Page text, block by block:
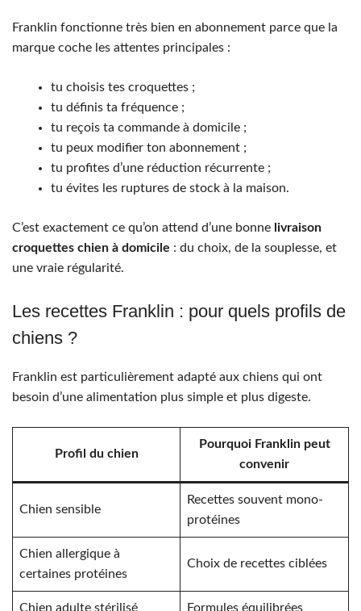
Franklin fonctionne très bien en abonnement parce que la
marque coche les attentes principales :
tu choisis tes croquettes ;
tu définis ta fréquence ;
tu reçois ta commande à domicile ;
tu peux modifier ton abonnement ;
tu profites d’une réduction récurrente ;
tu évites les ruptures de stock à la maison.
C’est exactement ce qu’on attend d’une bonne livraison
croquettes chien à domicile : du choix, de la souplesse, et
une vraie régularité.
Les recettes Franklin : pour quels profils de
chiens ?
Franklin est particulièrement adapté aux chiens qui ont
besoin d’une alimentation plus simple et plus digeste.
Profil du chien
Pourquoi Franklin peut
convenir
Chien sensible
Recettes souvent mono-
protéines
Chien allergique à
certaines protéines
Choix de recettes ciblées
Chien adulte stérilisé Formules équilibrées